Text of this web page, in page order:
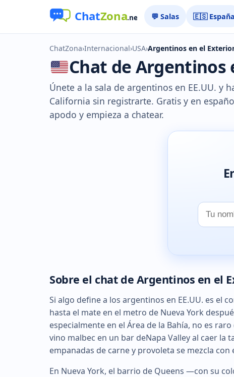
💬 Salas 🇪🇸 España
ChatZona›Internacional›USA›Argentinos en el
Chat de
Únete a la sala de argentinos en EE.UU. y
California sin registrarte. Gratis y en
apodo y empieza a chatear.
Tu
nombre
Sobre el chat de Argentinos en el
Si algo define a los argentinos en EE.UU. es el
hasta el mate en el metro de Nueva York
especialmente en el Área de la Bahía, no es
vino malbec en un bar deNapa Valley al caer la
empanadas de carne y provoleta se mezcla
En Nueva York, el barrio de Queens —con su